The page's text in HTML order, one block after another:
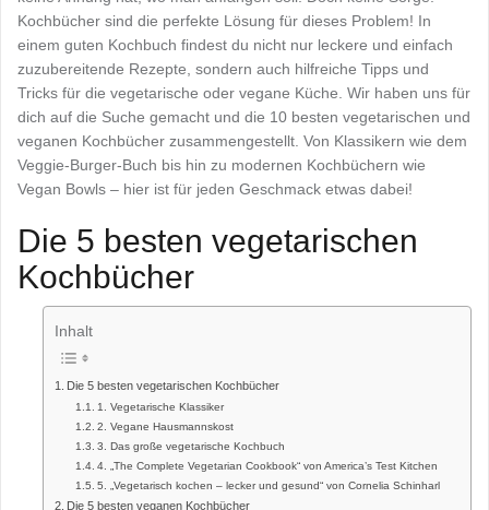
Kochbücher sind die perfekte Lösung für dieses Problem! In
einem guten Kochbuch findest du nicht nur leckere und einfach
zuzubereitende Rezepte, sondern auch hilfreiche Tipps und
Tricks für die vegetarische oder vegane Küche. Wir haben uns für
dich auf die Suche gemacht und die 10 besten vegetarischen und
veganen Kochbücher zusammengestellt. Von Klassikern wie dem
Veggie-Burger-Buch bis hin zu modernen Kochbüchern wie
Vegan Bowls – hier ist für jeden Geschmack etwas dabei!
Die 5 besten vegetarischen
Kochbücher
Inhalt
Die 5 besten vegetarischen Kochbücher
1. Vegetarische Klassiker
2. Vegane Hausmannskost
3. Das große vegetarische Kochbuch
4. „The Complete Vegetarian Cookbook“ von America’s Test Kitchen
5. „Vegetarisch kochen – lecker und gesund“ von Cornelia Schinharl
Die 5 besten veganen Kochbücher